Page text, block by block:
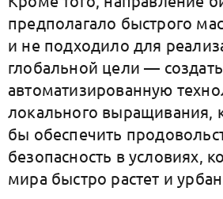
предполагало быстрого
и не подходило для
глобальной цели — создать
автоматизированную
локального выращивания,
бы обеспечить
безопасность в условиях,
мира быстро растет и